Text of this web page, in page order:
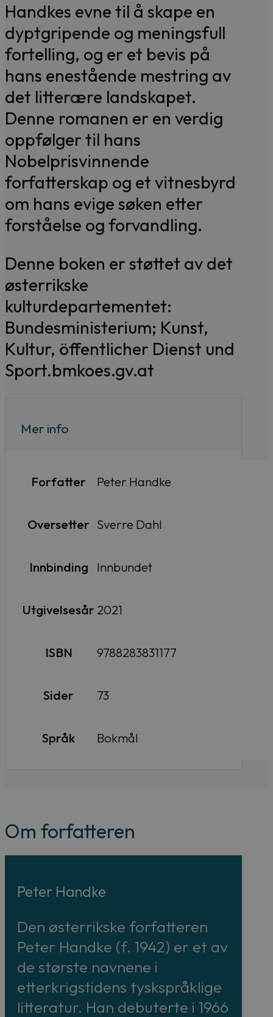
Handkes evne til å skape en
dyptgripende og meningsfull
fortelling, og er et bevis på
hans enestående mestring av
det litterære landskapet.
Denne romanen er en verdig
oppfølger til hans
Nobelprisvinnende
forfatterskap og et vitnesbyrd
om hans evige søken etter
forståelse og forvandling.
Denne boken er støttet av det
østerrikske
kulturdepartementet:
Bundesministerium; Kunst,
Kultur, öffentlicher Dienst und
Sport.bmkoes.gv.at
Mer info
Forfatter Peter Handke
Oversetter Sverre Dahl
Innbinding Innbundet
Utgivelsesår 2021
ISBN 9788283831177
Sider 73
Språk Bokmål
Om forfatteren
Peter Handke
Den østerrikske forfatteren
Peter Handke (f. 1942) er et av
de største navnene i
etterkrigstidens tyskspråklige
litteratur. Han debuterte i 1966